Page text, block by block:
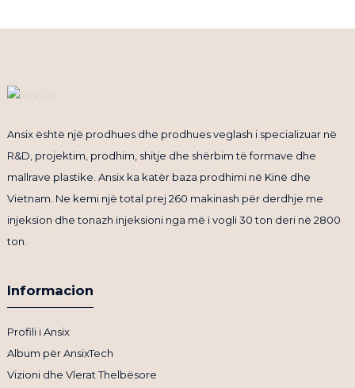
Ansix është një prodhues dhe prodhues veglash i specializuar në
R&D, projektim, prodhim, shitje dhe shërbim të formave dhe
mallrave plastike. Ansix ka katër baza prodhimi në Kinë dhe
Vietnam. Ne kemi një total prej 260 makinash për derdhje me
injeksion dhe tonazh injeksioni nga më i vogli 30 ton deri në 2800
ton.
Informacion
Profili i Ansix
Album për AnsixTech
Vizioni dhe Vlerat Thelbësore